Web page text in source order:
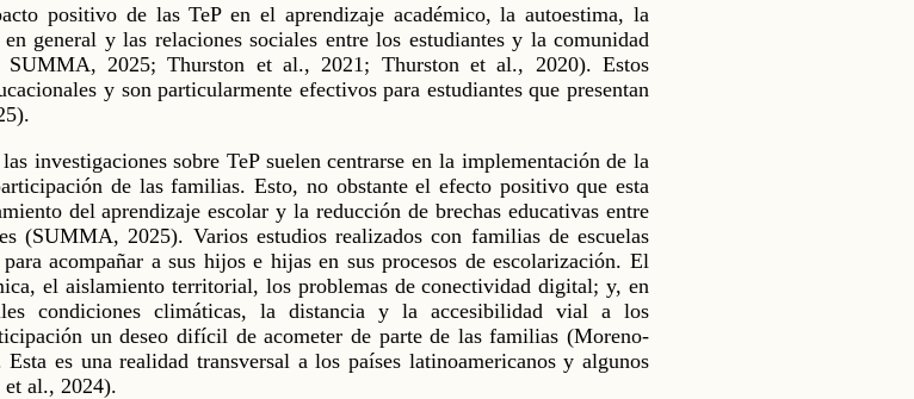
positivo de las TeP en el aprendizaje académico, la autoestima, la
general y las relaciones sociales entre los estudiantes y la comunidad
2025; Thurston et al., 2021; Thurston et al., 2020). Estos
y son particularmente efectivos para estudiantes que presentan
investigaciones sobre TeP suelen centrarse en la implementación de la
de las familias. Esto, no obstante el efecto positivo que esta
del aprendizaje escolar y la reducción de brechas educativas entre
(SUMMA, 2025). Varios estudios realizados con familias de escuelas
acompañar a sus hijos e hijas en sus procesos de escolarización. El
el aislamiento territorial, los problemas de conectividad digital; y, en
condiciones climáticas, la distancia y la accesibilidad vial a los
un deseo difícil de acometer de parte de las familias (Moreno-
es una realidad transversal a los países latinoamericanos y algunos
et al., 2024).